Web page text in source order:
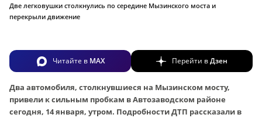
Две легковушки столкнулись по середине Мызинского моста и
перекрыли движение
Читайте в MAX Перейти вДзен
Два автомобиля, столкнувшиеся на Мызинском мосту,
привели к сильным пробкам в Автозаводском районе
сегодня, 14 января, утром. Подробности ДТП рассказали в